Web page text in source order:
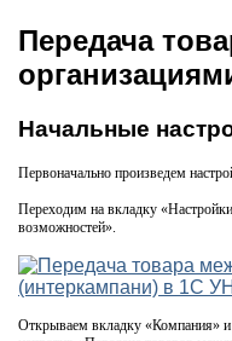
Передача
Начальные
Первоначально произведем
Переходим на вкладку
возможностей».
Открываем вкладку «Компания» и